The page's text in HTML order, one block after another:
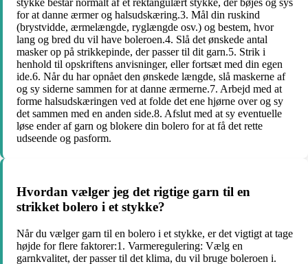
for at danne ærmer og halsudskæring.3. Mål din ruskind
(brystvidde, ærmelængde, ryglængde osv.) og bestem, hvor
lang og bred du vil have boleroen.4. Slå det ønskede antal
masker op på strikkepinde, der passer til dit garn.5. Strik i
henhold til opskriftens anvisninger, eller fortsæt med din egen
ide.6. Når du har opnået den ønskede længde, slå maskerne af
og sy siderne sammen for at danne ærmerne.7. Arbejd med at
forme halsudskæringen ved at folde det ene hjørne over og sy
det sammen med en anden side.8. Afslut med at sy eventuelle
løse ender af garn og blokere din bolero for at få det rette
udseende og pasform.
Hvordan vælger jeg det rigtige garn til en
strikket bolero i et stykke?
Når du vælger garn til en bolero i et stykke, er det vigtigt at tage
højde for flere faktorer:1. Varmeregulering: Vælg en
garnkvalitet, der passer til det klima, du vil bruge boleroen i.